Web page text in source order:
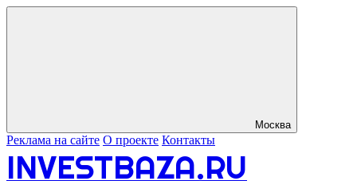
Москва
Реклама на сайте О проекте Контакты
INVESTBAZA.RU